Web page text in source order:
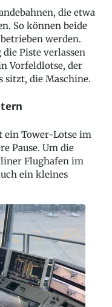
die etwa
So können beide
werden.
Piste verlassen
Vorfeldlotse, der
sitzt, die Maschine.
ein Tower-Lotse im
Pause. Um die
Flughafen im
ein kleines